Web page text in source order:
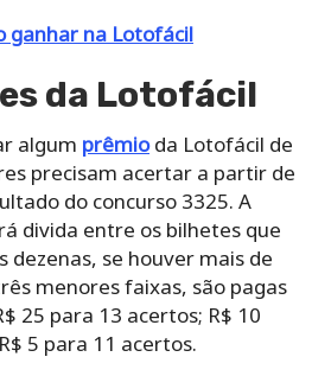
ganhar na Lotofácil
da Lotofácil
algum prêmioda Lotofácil de
precisam acertar a partir de
do concurso 3325. A
divida entre os bilhetes que
dezenas, se houver mais de
menores faixas, são pagas
25 para 13 acertos; R$ 10
5 para 11 acertos.